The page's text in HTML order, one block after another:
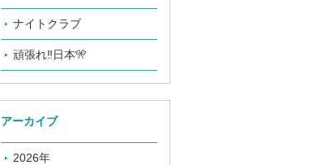
ナイトクラブ
頑張れ‼️日本🎌
アーカイブ
2026年